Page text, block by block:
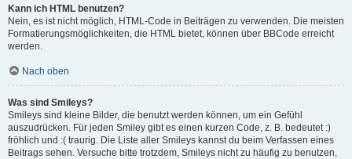
Kann ich HTML benutzen?
Nein, es ist nicht möglich, HTML-Code in Beiträgen zu verwenden. Die meisten
Formatierungsmöglichkeiten, die HTML bietet, können über BBCode erreicht
werden.
Nach oben
Was sind Smileys?
Smileys sind kleine Bilder, die benutzt werden können, um ein Gefühl
auszudrücken. Für jeden Smiley gibt es einen kurzen Code, z. B. bedeutet :)
fröhlich und :( traurig. Die Liste aller Smileys kannst du beim Verfassen eines
Beitrags sehen. Versuche bitte trotzdem, Smileys nicht zu häufig zu benutzen,